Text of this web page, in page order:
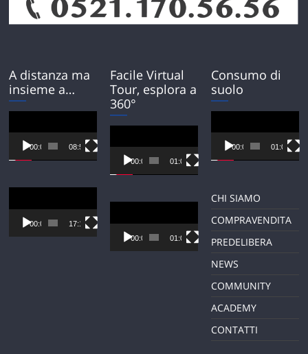
A distanza ma
insieme a…
Player
00:00 08:54
Player
00:00 17:12
Facile Virtual
Tour, esplora a
360°
Player
00:00 01:01
Player
00:00 01:01
Consumo di
suolo
Player
00:00 01:01
CHI SIAMO
COMPRAVENDITA
PREDELIBERA
NEWS
COMMUNITY
ACADEMY
CONTATTI